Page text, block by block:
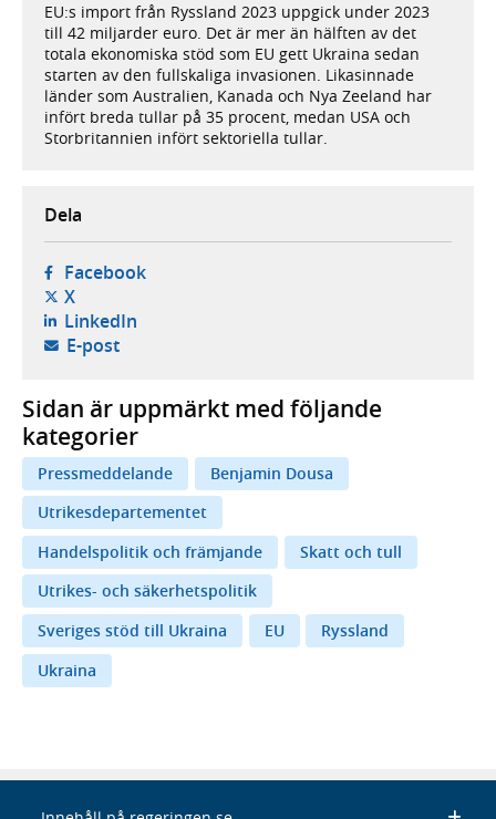
EU:s import från Ryssland 2023 uppgick under 2023
till 42 miljarder euro. Det är mer än hälften av det
totala ekonomiska stöd som EU gett Ukraina sedan
starten av den fullskaliga invasionen. Likasinnade
länder som Australien, Kanada och Nya Zeeland har
infört breda tullar på 35 procent, medan USA och
Storbritannien infört sektoriella tullar.
Dela
Facebook- öppnas i ny flik, extern webbplats,
X- öppnas i ny flik, extern webbplats,
LinkedIn- öppnas i ny flik, extern webbplats,
E-post- öppnar din e-postklient,
Sidan är uppmärkt med följande
kategorier
Pressmeddelande
Benjamin Dousa
Utrikesdepartementet
Handelspolitik och främjande
Skatt och tull
Utrikes- och säkerhetspolitik
Sveriges stöd till Ukraina
EU
Ryssland
Ukraina